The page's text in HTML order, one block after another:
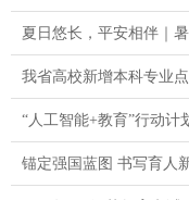
夏日悠长，平安相伴｜
我省高校新增本科专业
“人工智能+教育”行动计
锚定强国蓝图 书写育人